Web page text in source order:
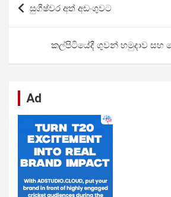
o
A
p
p
n
යාත්‍රණය
සුගීෂ්වර අත් අඩංගුවට
කල්පිටියේදී ගුවන් හමුදාව සහ
Ad